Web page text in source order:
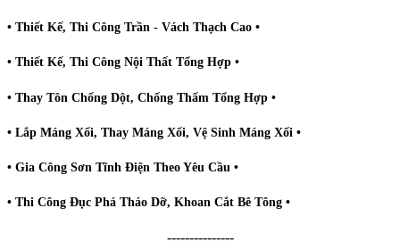
• Thiết Kế, Thi Công Trần - Vách Thạch Cao •
• Thiết Kế, Thi Công Nội Thất Tổng Hợp •
• Thay Tôn Chống Dột, Chống Thấm Tổng Hợp •
• Lắp Máng Xối, Thay Máng Xối, Vệ Sinh Máng Xối •
• Gia Công Sơn Tĩnh Điện Theo Yêu Cầu •
• Thi Công Đục Phá Tháo Dỡ, Khoan Cắt Bê Tông •
---------------